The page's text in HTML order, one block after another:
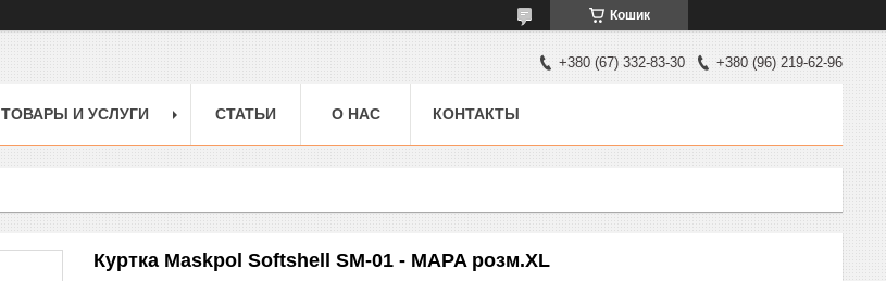
Кошик
+380 (67) 332-83-30 +380 (96) 219-62-96
ТОВАРЫ И УСЛУГИ СТАТЬИ О НАС КОНТАКТЫ
Куртка Maskpol Softshell SM-01 - MAPA розм.XL